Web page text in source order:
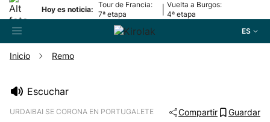
Hoy es noticia:
Tour de Francia:
7ª etapa
Vuelta a Burgos:
4ª etapa
ES
Inicio Remo
Escuchar
URDAIBAI SE CORONA EN PORTUGALETE Compartir Guardar